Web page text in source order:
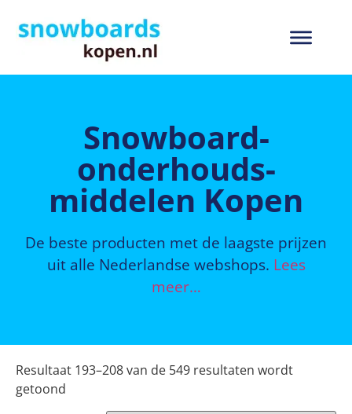
Snowboard­
onderhouds­
middelen Kopen
De beste producten met de laagste prijzen
uit alle Nederlandse webshops. Lees
meer…
Resultaat 193–208 van de 549 resultaten wordt
getoond